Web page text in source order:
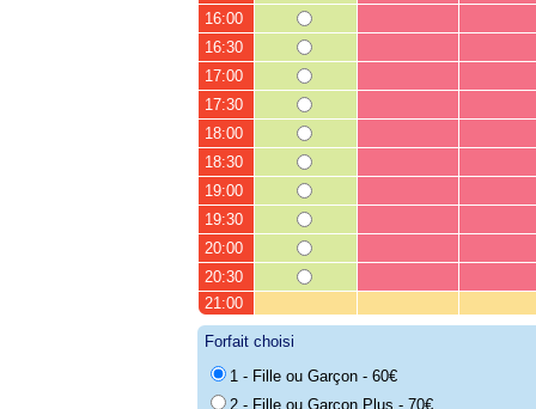
16:00
16:30
17:00
17:30
18:00
18:30
19:00
19:30
20:00
20:30
21:00
Forfait choisi
1 - Fille ou Garçon - 60€
2 - Fille ou Garçon Plus - 70€